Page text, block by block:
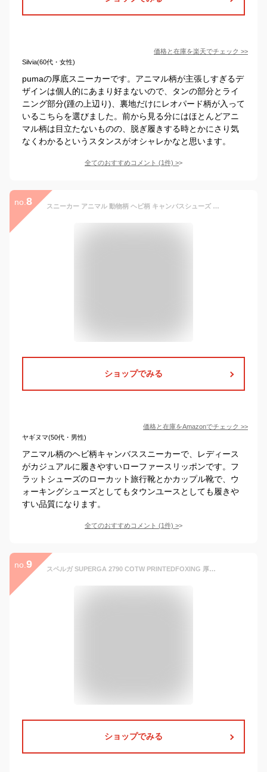
価格と在庫を楽天でチェック >>
Silvia(60代・女性)
pumaの厚底スニーカーです。アニマル柄が主張しすぎるデ
ザインは個人的にあまり好まないので、タンの部分とライ
ニング部分(踵の上辺り)、裏地だけにレオパード柄が入って
いるこちらを選びました。前から見る分にはほとんどアニ
マル柄は目立たないものの、脱ぎ履きする時とかにさり気
なくわかるというスタンスがオシャレかなと思います。
全てのおすすめコメント (1件) >
no. 8 スニーカー アニマル 動物柄 ヘビ柄 キャンバスシューズ メンズ レディース ローファースリッポン フラットシューズ ローカット旅行靴 カップル靴 ウォーキングシューズ おしゃれ カジュアル 人気 プレゼント 軽量 通気
ショップでみる
価格と在庫をAmazonでチェック >>
ヤギヌマ(50代・男性)
アニマル柄のヘビ柄キャンバススニーカーで、レディース
がカジュアルに履きやすいローファースリッポンです。フ
ラットシューズのローカット旅行靴とかカップル靴で、ウ
ォーキングシューズとしてもタウンユースとしても履きや
すい品質になります。
全てのおすすめコメント (1件) >
no. 9 スペルガ SUPERGA 2790 COTW PRINTEDFOXING 厚底 プラットフォーム ローカット ゼブラ アニマル柄 カジュアル 通学・通勤 ホワイト/ゼブラ 白 シロ 22 (WHITE-ZEBRA) S41157W スニーカー レディース シューズ 靴
ショップでみる